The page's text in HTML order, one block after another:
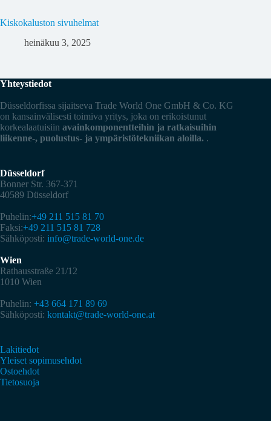
Kiskokaluston sivuhelmat
heinäkuu 3, 2025
Yhteystiedot
Düsseldorfissa sijaitseva Trade World One GmbH & Co. KG
on kansainvälisesti toimiva yritys, joka on erikoistunut
korkealaatuisiin avainkomponentteihin ja ratkaisuihin
liikenne-, puolustus- ja ympäristötekniikan aloilla. .
Düsseldorf
Bonner Str. 367-371
40589 Düsseldorf
Puhelin:+49 211 515 81 70
Faksi:+49 211 515 81 728
Sähköposti: info@trade-world-one.de
Wien
Rathausstraße 21/12
1010 Wien
Puhelin: +43 664 171 89 69
Sähköposti: kontakt@trade-world-one.at
Lakitiedot
Yleiset sopimusehdot
Ostoehdot
Tietosuoja